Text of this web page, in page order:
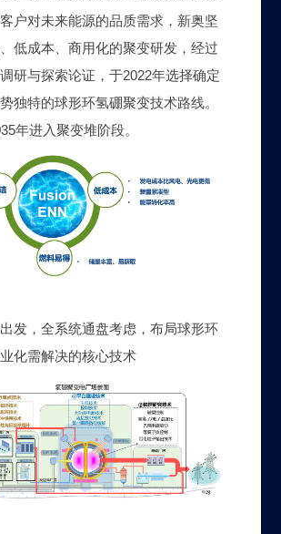
户对未来能源的品质需求，新奥坚
低成本、商用化的聚变研发，经过
研与探索论证，于2022年选择确定
独特的球形环氢硼聚变技术路线。
年进入聚变堆阶段。
发，全系统通盘考虑，布局球形环
化需解决的核心技术